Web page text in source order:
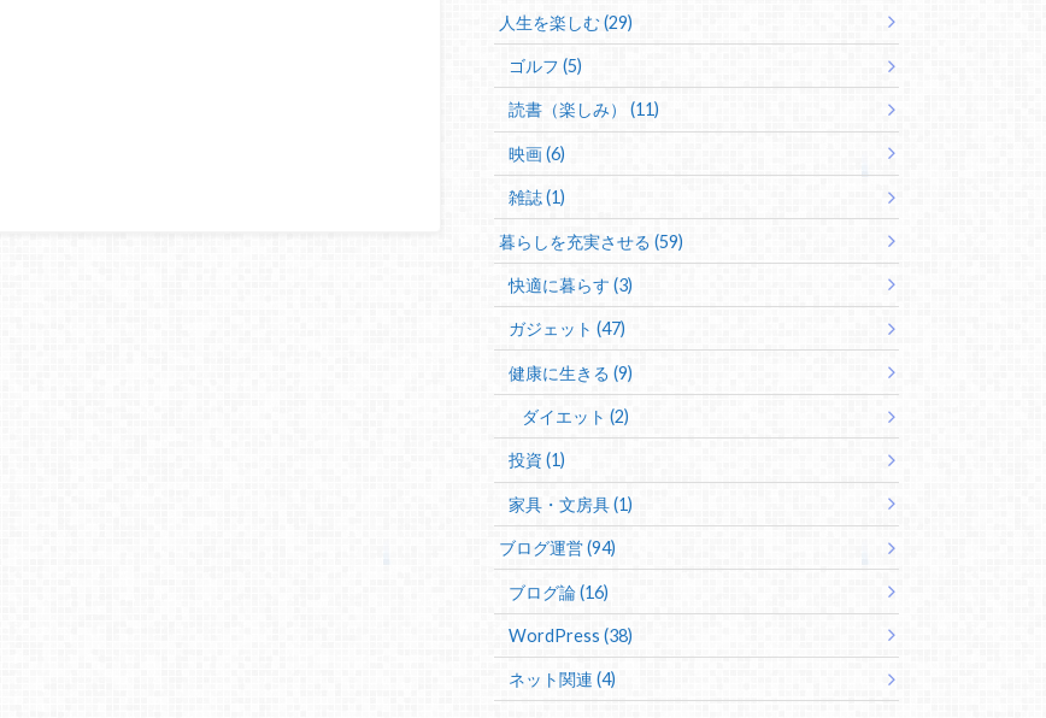
人生を楽しむ (29)
ゴルフ (5)
読書（楽しみ） (11)
映画 (6)
雑誌 (1)
暮らしを充実させる (59)
快適に暮らす (3)
ガジェット (47)
健康に生きる (9)
ダイエット (2)
投資 (1)
家具・文房具 (1)
ブログ運営 (94)
ブログ論 (16)
WordPress (38)
ネット関連 (4)